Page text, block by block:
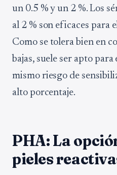
un 0.5 % y un 2 %. Los
al 2 % son eficaces para
Como se tolera bien en
bajas, suele ser apto
mismo riesgo de
alto porcentaje.
PHA: La
pieles